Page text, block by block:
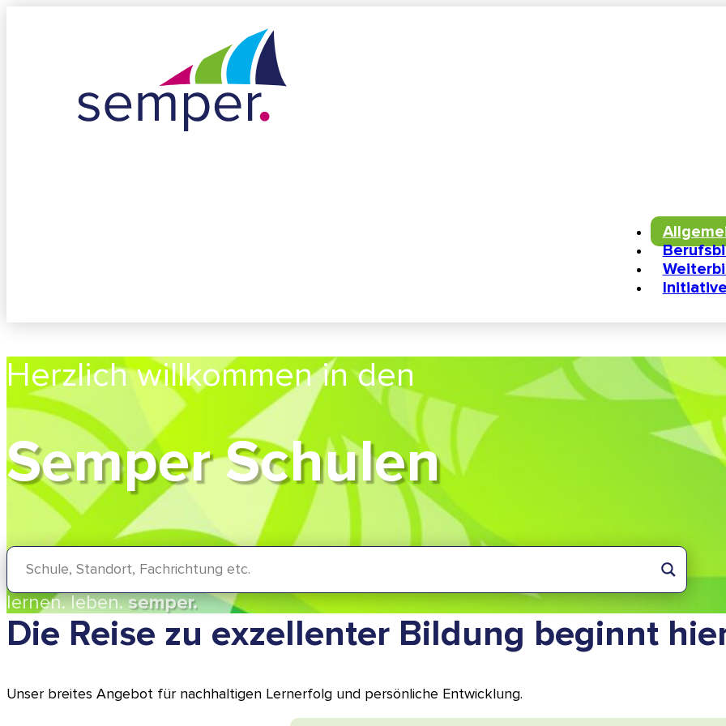
Herzlich willkommen in den
Semper Schulen
lernen. leben. semper.
Die Reise zu exzellenter Bildung beginnt
Unser breites Angebot für nachhaltigen Lernerfolg und persönliche Entwicklung.